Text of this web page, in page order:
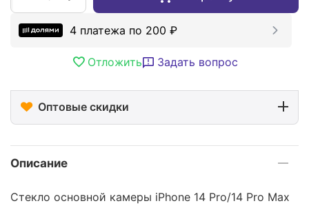
4 платежа по 200 ₽
Отложить Задать вопрос
Оптовые скидки
Описание
Стекло основной камеры iPhone 14 Pro/14 Pro Max